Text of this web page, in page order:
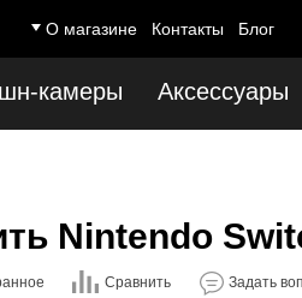
О магазине Контакты Блог
камеры Аксессуары
Nintendo
Сравнить Задать